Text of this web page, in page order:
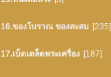
16.ของโบราณ ของสะสม [235]
17.เบ็ดเตล็ดพระเครื่อง [187]